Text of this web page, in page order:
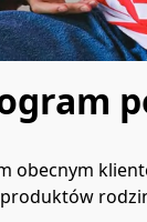
obecnym